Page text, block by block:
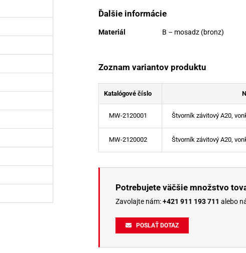
Ďalšie informácie
Materiál B – mosadz (bronz)
Zoznam variantov produktu
Katalógové číslo
MW-2120001 Štvorník závitový A20,
MW-2120002 Štvorník závitový A20,
Potrebujete väčšie množstvo
Zavolajte nám:+421 911 193 711 alebo
POSLAŤ DOTAZ